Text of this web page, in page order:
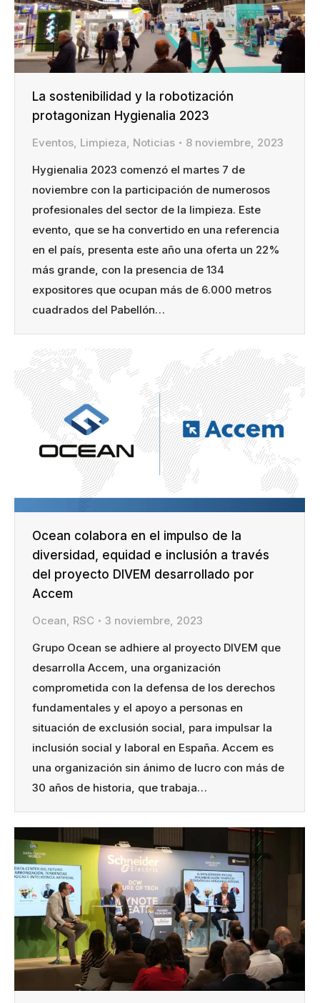
La sostenibilidad y la robotización
protagonizan Hygienalia 2023
Eventos, Limpieza, Noticias
8 noviembre, 2023
Hygienalia 2023 comenzó el martes 7 de
noviembre con la participación de numerosos
profesionales del sector de la limpieza. Este
evento, que se ha convertido en una referencia
en el país, presenta este año una oferta un 22%
más grande, con la presencia de 134
expositores que ocupan más de 6.000 metros
cuadrados del Pabellón…
Ocean colabora en el impulso de la
diversidad, equidad e inclusión a través
del proyecto DIVEM desarrollado por
Accem
Ocean, RSC
3 noviembre, 2023
Grupo Ocean se adhiere al proyecto DIVEM que
desarrolla Accem, una organización
comprometida con la defensa de los derechos
fundamentales y el apoyo a personas en
situación de exclusión social, para impulsar la
inclusión social y laboral en España. Accem es
una organización sin ánimo de lucro con más de
30 años de historia, que trabaja…